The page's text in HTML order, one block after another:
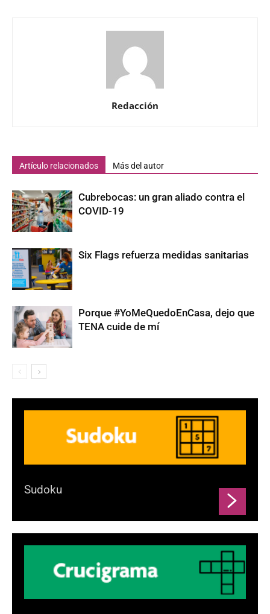
Redacción
Artículo relacionados Más del autor
Cubrebocas: un gran aliado contra el
COVID-19
Six Flags refuerza medidas sanitarias
Porque #YoMeQuedoEnCasa, dejo que
TENA cuide de mí
Sudoku